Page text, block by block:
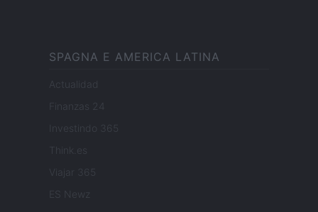
SPAGNA E AMERICA LATINA
Actualidad
Finanzas 24
Investindo 365
Think.es
Viajar 365
ES Newz